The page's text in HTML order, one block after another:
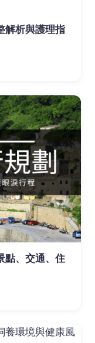
解析與護理指
點、交通、住